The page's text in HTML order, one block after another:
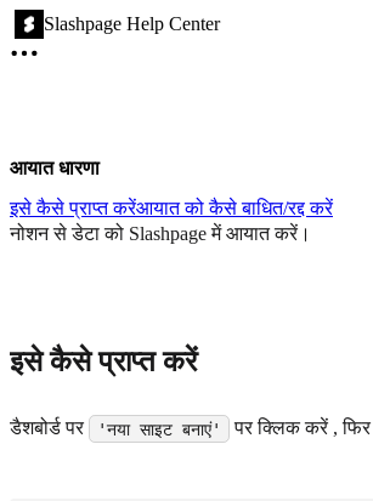
Slashpage Help Center
आयात धारणा
इसे कैसे प्राप्त करेंआयात को कैसे बाधित/रद्द करें
नोशन से डेटा को Slashpage में आयात करें।
इसे कैसे प्राप्त करें
डैशबोर्ड पर 'नया साइट बनाएं' पर क्लिक करें , फिर